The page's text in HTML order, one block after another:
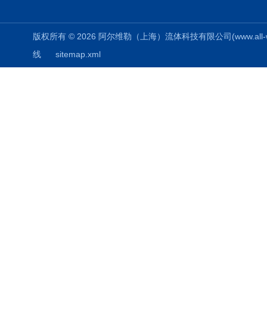
版权所有 © 2026 阿尔维勒（上海）流体科技有限公司
线
sitemap.xml